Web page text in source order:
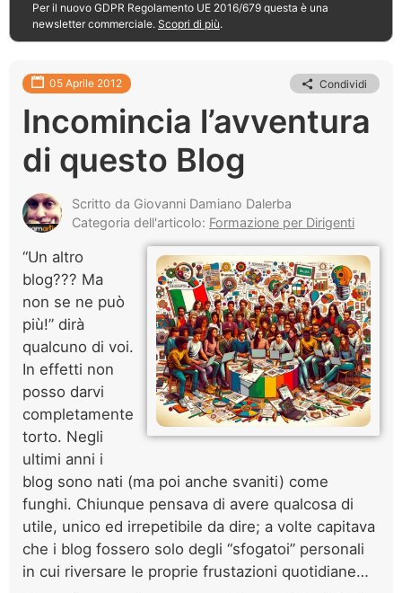
Per il nuovo GDPR Regolamento UE 2016/679 questa è una
newsletter commerciale. Scopri di più.
05 Aprile 2012 Condividi
Incomincia l’avventura
di questo Blog
Scritto da Giovanni Damiano Dalerba
Categoria dell'articolo: Formazione per Dirigenti
“Un altro
blog??? Ma
non se ne può
più!” dirà
qualcuno di voi.
In effetti non
posso darvi
completamente
torto. Negli
ultimi anni i
blog sono nati (ma poi anche svaniti) come
funghi. Chiunque pensava di avere qualcosa di
utile, unico ed irrepetibile da dire; a volte capitava
che i blog fossero solo degli “sfogatoi” personali
in cui riversare le proprie frustazioni quotidiane…